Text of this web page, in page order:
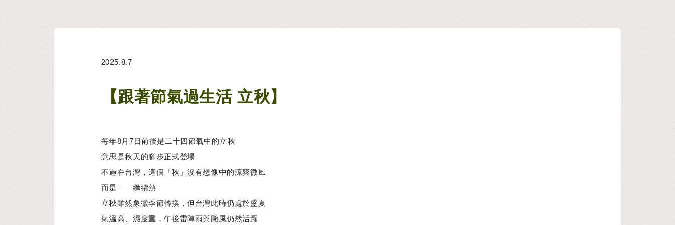
2025.8.7
【跟著節氣過生活 立秋】
每年8月7日前後是二十四節氣中的立秋
意思是秋天的腳步正式登場
不過在台灣，這個「秋」沒有想像中的涼爽微風
而是——繼續熱
立秋雖然象徵季節轉換，但台灣此時仍處於盛夏
氣溫高、濕度重，午後雷陣雨與颱風仍然活躍